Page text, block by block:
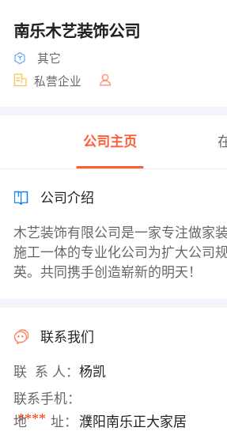
南乐木艺装饰公司
其它
私营企业
公司主页
公司介绍
木艺装饰有限公司是一家专注做家
施工一体的专业化公司为扩大公司
英。共同携手创造崭新的明天！
联系我们
联 系 人： 杨凯
联系手机：
****
地 址： 濮阳南乐正大家居